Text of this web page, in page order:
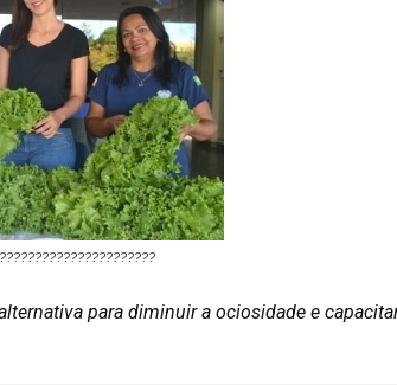
para diminuir a ociosidade e